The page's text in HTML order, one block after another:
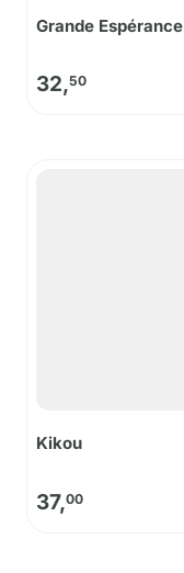
Grande Espérance
32,50
Kikou
37,00